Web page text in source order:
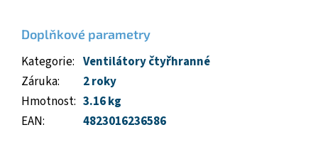
Doplňkové parametry
Kategorie: Ventilátory čtyřhranné
Záruka:
2 roky
Hmotnost: 3.16 kg
EAN: 4823016236586